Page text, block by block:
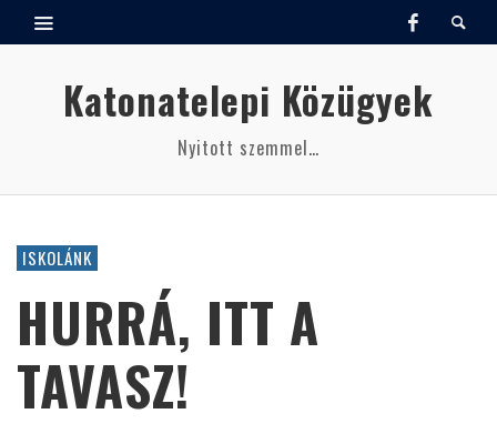
Katonatelepi Közügyek
Nyitott szemmel…
ISKOLÁNK
HURRÁ, ITT A
TAVASZ!